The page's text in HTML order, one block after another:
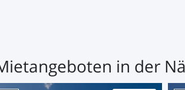
in der